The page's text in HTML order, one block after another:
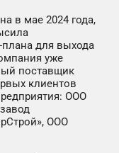
в мае 2024 года,
для выхода
уже
поставщик
клиентов
ООО
ООО